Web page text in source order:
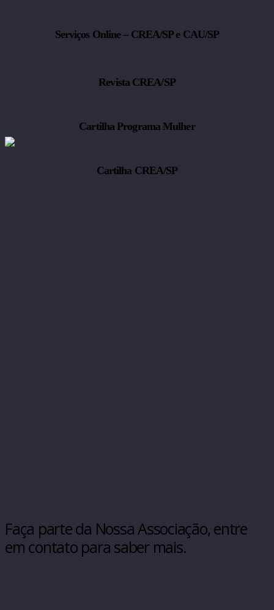
Serviços Online – CREA/SP e CAU/SP
Revista CREA/SP
Cartilha Programa Mulher
Cartilha CREA/SP
Faça parte da Nossa Associação, entre
em contato para saber mais.